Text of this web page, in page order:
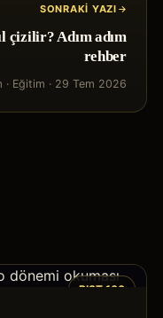
SONRAKI YAZI
çizilir? Adım adım
rehber
· Eğitim · 29 Tem 2026
BIST 100